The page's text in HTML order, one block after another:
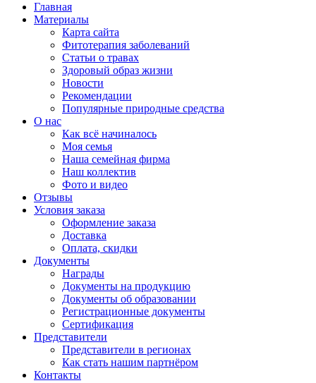
Главная
Материалы
Карта сайта
Фитотерапия заболеваний
Статьи о травах
Здоровый образ жизни
Новости
Рекомендации
Популярные природные средства
О нас
Как всё начиналось
Моя семья
Наша семейная фирма
Наш коллектив
Фото и видео
Отзывы
Условия заказа
Оформление заказа
Доставка
Оплата, скидки
Документы
Награды
Документы на продукцию
Документы об образовании
Регистрационные документы
Сертификация
Представители
Представители в регионах
Как стать нашим партнёром
Контакты